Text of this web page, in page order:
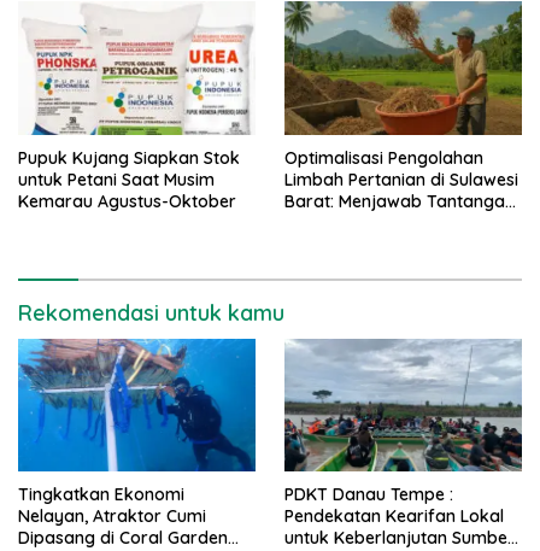
Pupuk Kujang Siapkan Stok
untuk Petani Saat Musim
Kemarau Agustus-Oktober
Optimalisasi Pengolahan
Limbah Pertanian di Sulawesi
Barat: Menjawab Tantangan,
Rekomendasi untuk kamu
Tingkatkan Ekonomi
Nelayan, Atraktor Cumi
Dipasang di Coral Garden
PDKT Danau Tempe :
Pendekatan Kearifan Lokal
untuk Keberlanjutan Sumber